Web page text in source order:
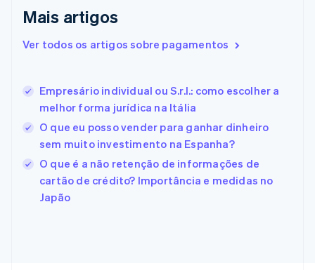
Mais artigos
Ver todos os artigos sobre pagamentos
Empresário individual ou S.r.l.: como escolher a
melhor forma jurídica na Itália
O que eu posso vender para ganhar dinheiro
sem muito investimento na Espanha?
O que é a não retenção de informações de
cartão de crédito? Importância e medidas no
Japão
Eslováquia
English
EnglishItaliano
Estados Unidos
EnglishEspañol简体中文
Estônia
English
Finlândia
English Svenska
França
Gibraltar